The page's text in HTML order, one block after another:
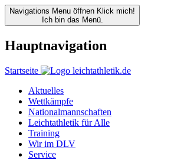
Navigations Menu öffnen Klick mich!
Ich bin das Menü.
Hauptnavigation
Startseite
Aktuelles
Wettkämpfe
Nationalmannschaften
Leichtathletik für Alle
Training
Wir im DLV
Service